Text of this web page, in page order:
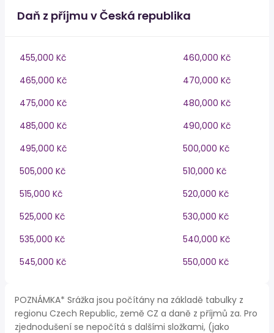
Daň z příjmu v Česká republika
455,000 Kč
460,000 Kč
465,000 Kč
470,000 Kč
475,000 Kč
480,000 Kč
485,000 Kč
490,000 Kč
495,000 Kč
500,000 Kč
505,000 Kč
510,000 Kč
515,000 Kč
520,000 Kč
525,000 Kč
530,000 Kč
535,000 Kč
540,000 Kč
545,000 Kč
550,000 Kč
POZNÁMKA* Srážka jsou počítány na základě tabulky z
regionu Czech Republic, země CZ a daně z příjmů za. Pro
zjednodušení se nepočítá s dalšími složkami, (jako